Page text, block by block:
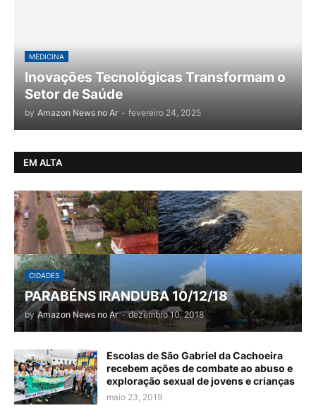
MEDICINA
Inovações Tecnológicas Transformam o
Setor de Saúde
by Amazon News no Ar - fevereiro 24, 2025
EM ALTA
CIDADES
PARABÉNS IRANDUBA 10/12/18
by Amazon News no Ar - dezembro 10, 2018
Escolas de São Gabriel da Cachoeira
recebem ações de combate ao abuso e
exploração sexual de jovens e crianças
maio 23, 2019